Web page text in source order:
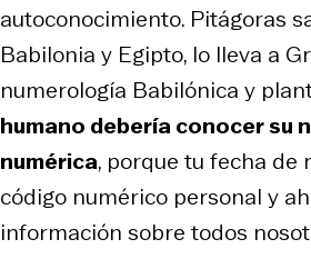
autoconocimiento. Pitágoras
Babilonia y Egipto, lo lleva a
numerología Babilónica y
humano debería conocer su
numérica, porque tu fecha de
código numérico personal y
información sobre todos